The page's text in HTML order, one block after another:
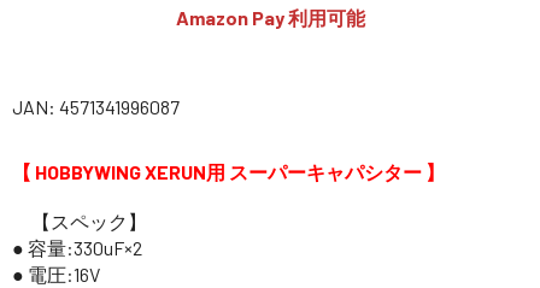
コーポレートサイト
Amazon Pay 利用可能
JAN: 4571341996087
【 HOBBYWING XERUN用 スーパーキャパシター 】
【スペック】
● 容量:330uF×2
● 電圧:16V